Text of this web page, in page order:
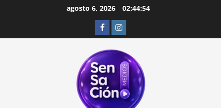
agosto 6, 2026 02:44:55
FacebookInstagram